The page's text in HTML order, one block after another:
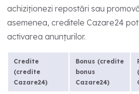
achiziționezi repostări sau
asemenea, creditele Cazare24
activarea anunțurilor.
Credite
(credite
Cazare24)
Bonus (credite
bonus
Cazare24)